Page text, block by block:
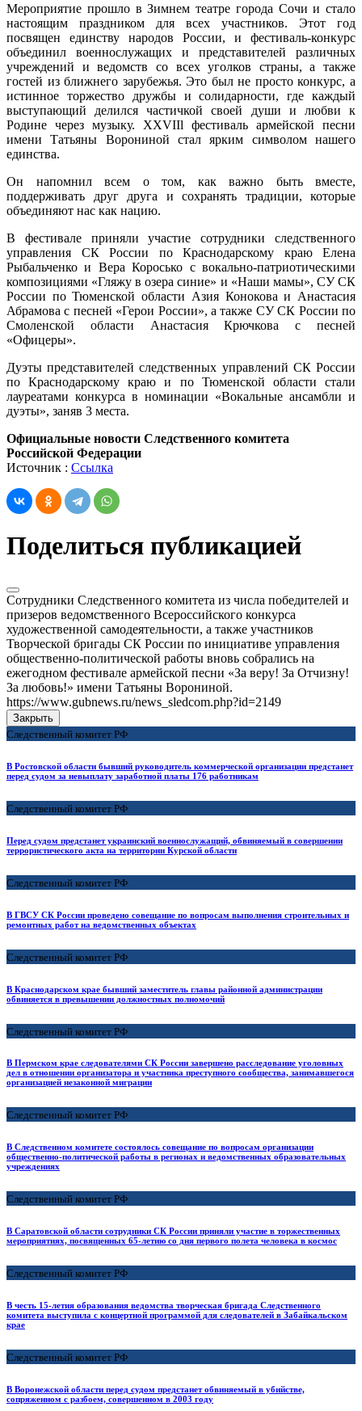
Мероприятие прошло в Зимнем театре города Сочи и стало
настоящим праздником для всех участников. Этот год
посвящен единству народов России, и фестиваль-конкурс
объединил военнослужащих и представителей различных
учреждений и ведомств со всех уголков страны, а также
гостей из ближнего зарубежья. Это был не просто конкурс, а
истинное торжество дружбы и солидарности, где каждый
выступающий делился частичкой своей души и любви к
Родине через музыку. XXVIIl фестиваль армейской песни
имени Татьяны Ворониной стал ярким символом нашего
единства.
Он напомнил всем о том, как важно быть вместе,
поддерживать друг друга и сохранять традиции, которые
объединяют нас как нацию.
В фестивале приняли участие сотрудники следственного
управления СК России по Краснодарскому краю Елена
Рыбальченко и Вера Коросько с вокально-патриотическими
композициями «Гляжу в озера синие» и «Наши мамы», СУ СК
России по Тюменской области Азия Конокова и Анастасия
Абрамова с песней «Герои России», а также СУ СК России по
Смоленской области Анастасия Крючкова с песней
«Офицеры».
Дуэты представителей следственных управлений СК России
по Краснодарскому краю и по Тюменской области стали
лауреатами конкурса в номинации «Вокальные ансамбли и
дуэты», заняв 3 места.
Официальные новости Следственного комитета
Российской Федерации
Источник : Ссылка
Поделиться публикацией
Сотрудники Следственного комитета из числа победителей и
призеров ведомственного Всероссийского конкурса
художественной самодеятельности, а также участников
Творческой бригады СК России по инициативе управления
общественно-политической работы вновь собрались на
ежегодном фестивале армейской песни «За веру! За Отчизну!
За любовь!» имени Татьяны Ворониной.
https://www.gubnews.ru/news_sledcom.php?id=2149
Закрыть
Следственный комитет РФ
В Ростовской области бывший руководитель коммерческой организации предстанет
перед судом за невыплату заработной платы 176 работникам
Следственный комитет РФ
Перед судом предстанет украинский военнослужащий, обвиняемый в совершении
террористического акта на территории Курской области
Следственный комитет РФ
В ГВСУ СК России проведено совещание по вопросам выполнения строительных и
ремонтных работ на ведомственных объектах
Следственный комитет РФ
В Краснодарском крае бывший заместитель главы районной администрации
обвиняется в превышении должностных полномочий
Следственный комитет РФ
В Пермском крае следователями СК России завершено расследование уголовных
дел в отношении организатора и участника преступного сообщества, занимавшегося
организацией незаконной миграции
Следственный комитет РФ
В Следственном комитете состоялось совещание по вопросам организации
общественно-политической работы в регионах и ведомственных образовательных
учреждениях
Следственный комитет РФ
В Саратовской области сотрудники СК России приняли участие в торжественных
мероприятиях, посвященных 65-летию со дня первого полета человека в космос
Следственный комитет РФ
В честь 15-летия образования ведомства творческая бригада Следственного
комитета выступила с концертной программой для следователей в Забайкальском
крае
Следственный комитет РФ
В Воронежской области перед судом предстанет обвиняемый в убийстве,
сопряженном с разбоем, совершенном в 2003 году